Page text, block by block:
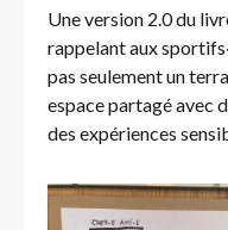
Une version 2.0 du
rappelant aux
pas seulement un
espace partagé avec
des expériences